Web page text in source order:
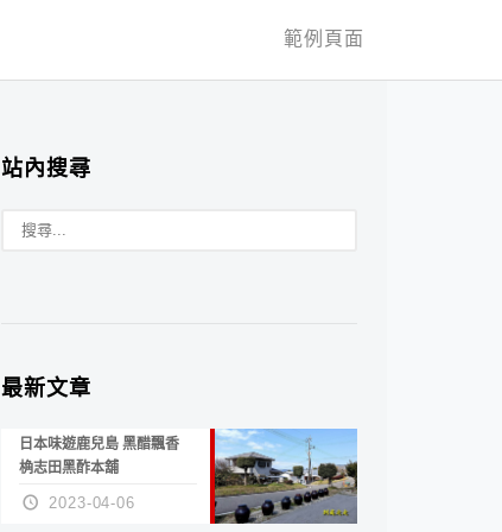
範例頁面
站內搜尋
最新文章
日本味遊鹿兒島 黑醋飄香
桷志田黑酢本舖
2023-04-06